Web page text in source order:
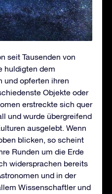
seit Tausenden von
huldigten dem
und opferten ihren
Objekte oder
erstreckte sich quer
und wurde übergreifend
ausgelebt. Wenn
blicken, so scheint
Runden um die Erde
widersprachen bereits
und in der
Wissenschaftler und